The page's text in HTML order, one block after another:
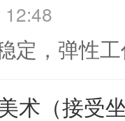
定，弹性
术（接受